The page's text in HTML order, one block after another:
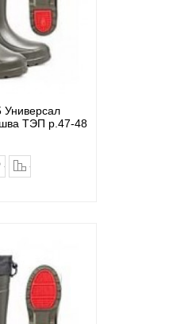
Универсал
ТЭП р.47-48
в закладки